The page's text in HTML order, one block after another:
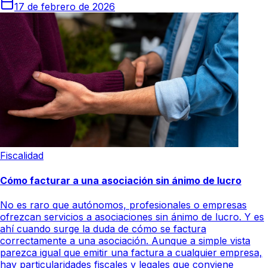
17 de febrero de 2026
Fiscalidad
Cómo facturar a una asociación sin ánimo de lucro
No es raro que autónomos, profesionales o empresas
ofrezcan servicios a asociaciones sin ánimo de lucro. Y es
ahí cuando surge la duda de cómo se factura
correctamente a una asociación. Aunque a simple vista
parezca igual que emitir una factura a cualquier empresa,
hay particularidades fiscales y legales que conviene